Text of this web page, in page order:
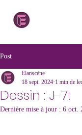
Post
Dessin : J-7!
Elanscène
18 sept. 2024 1 min de
Dernière mise à jour : 6 oct.